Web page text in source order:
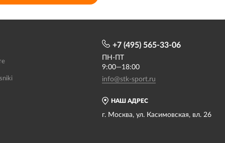
НАШ АДРЕС
г. Москва, ул. Касимовская, вл. 26
+7 (495) 565-33-06
ПН-ПТ
9:00—18:00
info@stk-sport.ru